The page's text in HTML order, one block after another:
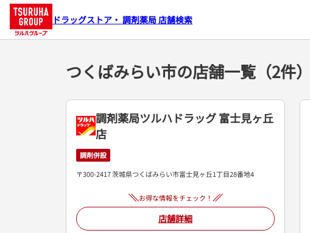
ドラッグストア・ 調剤薬局 店舗検索
つくばみらい市の店舗一覧（2件）
調剤薬局ツルハドラッグ 富士見ヶ丘
店
調剤併設
〒300-2417 茨城県つくばみらい市富士見ヶ丘1丁目28番地4
お得な情報をチェック！
店舗詳細